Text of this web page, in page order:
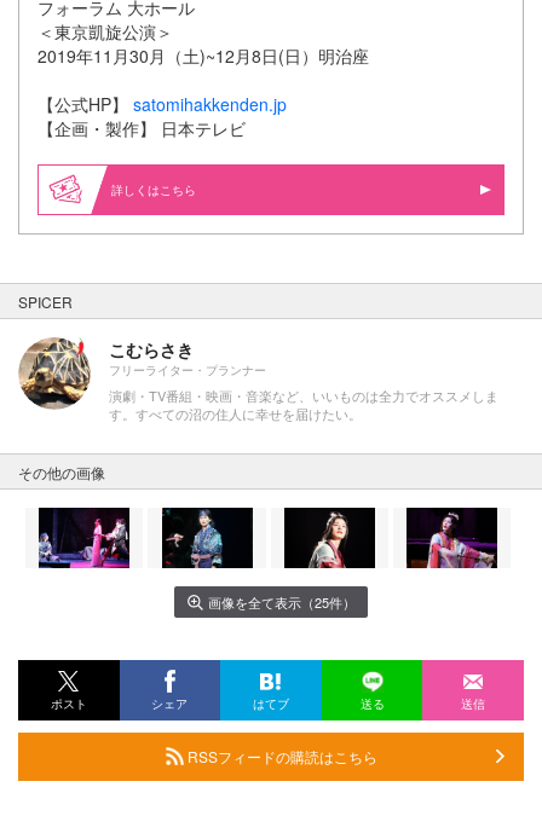
フォーラム 大ホール
＜東京凱旋公演＞
2019年11月30月（土)~12月8日(日）明治座
【公式HP】 satomihakkenden.jp
【企画・製作】 日本テレビ
詳しくはこちら
SPICER
こむらさき
フリーライター・プランナー
演劇・TV番組・映画・音楽など、いいものは全力でオススメしま
す。すべての沼の住人に幸せを届けたい。
その他の画像
画像を全て表示（25件）
ポスト シェア はてブ 送る 送信
RSSフィードの購読はこちら